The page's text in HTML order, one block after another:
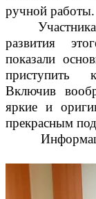
ручной работы.
развития
показали
приступить
Включив
яркие и
прекрасным